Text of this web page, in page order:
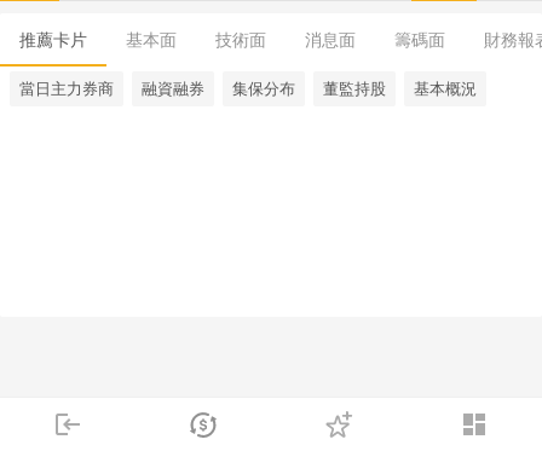
login dashboard
市場 登入
推薦卡片 基本面 技術面 消息面 籌碼面 財務報
當日主力券商 融資融券 集保分布 董監持股 基本概況